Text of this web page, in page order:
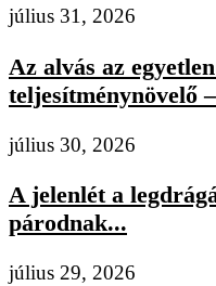
július 31, 2026
Az alvás az
teljesítménynövelő
július 30, 2026
A jelenlét a
párodnak...
július 29, 2026